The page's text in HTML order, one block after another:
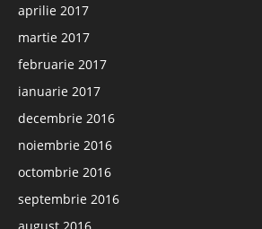
aprilie 2017
martie 2017
februarie 2017
ianuarie 2017
decembrie 2016
noiembrie 2016
octombrie 2016
septembrie 2016